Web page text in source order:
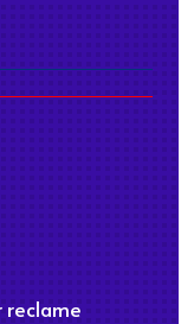
reclame